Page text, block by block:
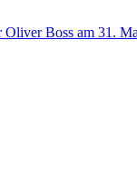
Oliver Boss am 31.